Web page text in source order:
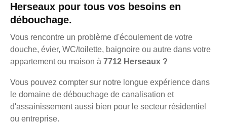
Herseaux pour tous vos besoins en
débouchage.
Vous rencontre un problème d'écoulement de votre
douche, évier, WC/toilette, baignoire ou autre dans votre
appartement ou maison à 7712 Herseaux ?
Vous pouvez compter sur notre longue expérience dans
le domaine de débouchage de canalisation et
d'assainissement aussi bien pour le secteur résidentiel
ou entreprise.